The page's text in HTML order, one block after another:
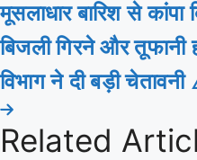
मूसलाधार बारिश से
बिजली गिरने और तूफानी
विभाग ने दी बड़ी
Related